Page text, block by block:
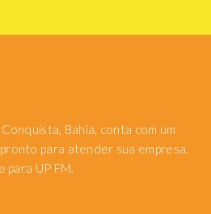
Bahia, conta com um
para atender sua empresa.
para UP FM.